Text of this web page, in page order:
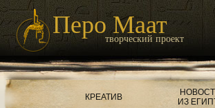
Перо Маат
творческий проект
КРЕАТИВ
ИЗ